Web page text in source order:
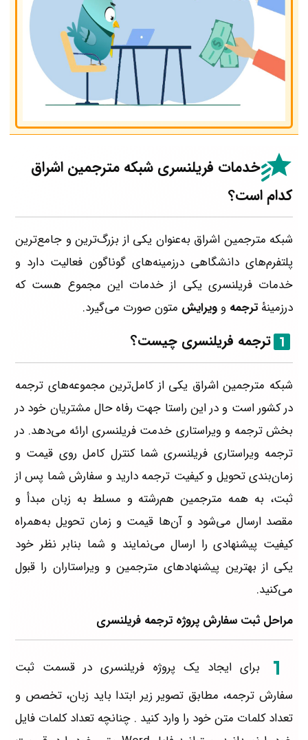
خدمات فریلنسری شبکه مترجمین اشراق
کدام است؟
شبکه مترجمین اشراق به‌عنوان یکی از بزرگ‌ترین و جامع‌ترین
پلتفرم‌های دانشگاهی درزمینه‌های گوناگون فعالیت دارد و
خدمات فریلنسری یکی از خدمات این مجموع هست که
درزمینهٔ ترجمه و ویرایش متون صورت می‌گیرد.
ترجمه فریلنسری چیست؟
شبکه مترجمین اشراق یکی از کامل‌ترین مجموعه‌های ترجمه
در کشور است و در این راستا جهت رفاه حال مشتریان خود در
بخش ترجمه و ویراستاری خدمت فریلنسری ارائه می‌دهد. در
ترجمه ویراستاری فریلنسری شما کنترل کامل روی قیمت و
زمان‌بندی تحویل و کیفیت ترجمه دارید و سفارش شما پس از
ثبت، به همه مترجمین هم‌رشته و مسلط به زبان مبدأ و
مقصد ارسال می‌شود و آن‌ها قیمت و زمان تحویل به‌همراه
کیفیت پیشنهادی را ارسال می‌نمایند و شما بنابر نظر خود
یکی از بهترین پیشنهاد‌های مترجمین و ویراستاران را قبول
می‌کنید.
مراحل ثبت سفارش پروژه ترجمه فریلنسری
برای ایجاد یک پروژه فریلنسری در قسمت ثبت
سفارش ترجمه، مطابق تصویر زیر ابتدا باید زبان، تخصص و
تعداد کلمات متن خود را وارد کنید . چنانچه تعداد کلمات فایل